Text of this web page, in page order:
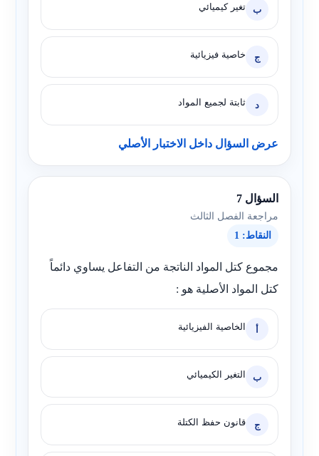
ب تغير كيميائي
ج خاصية فيزيائية
د ثابتة لجميع المواد
عرض السؤال داخل الاختبار الأصلي
السؤال 7
مراجعة الفصل الثالث
النقاط: 1
مجموع كتل المواد الناتجة من التفاعل يساوي دائماً
كتل المواد الأصلية هو :
أ الخاصية الفيزيائية
ب التغير الكيميائي
ج قانون حفظ الكتلة